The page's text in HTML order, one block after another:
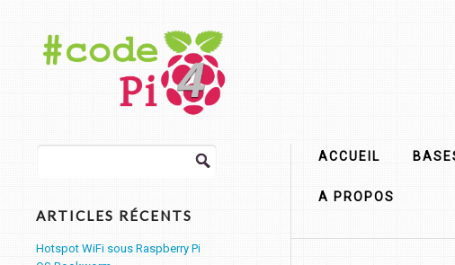
ACCUEIL
A PROPOS
Rechercher :
ARTICLES RÉCENTS
Hotspot WiFi sous Raspberry Pi